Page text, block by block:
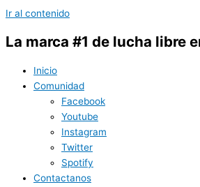
Ir al contenido
La marca #1 de lucha libre
Inicio
Comunidad
Facebook
Youtube
Instagram
Twitter
Spotify
Contactanos